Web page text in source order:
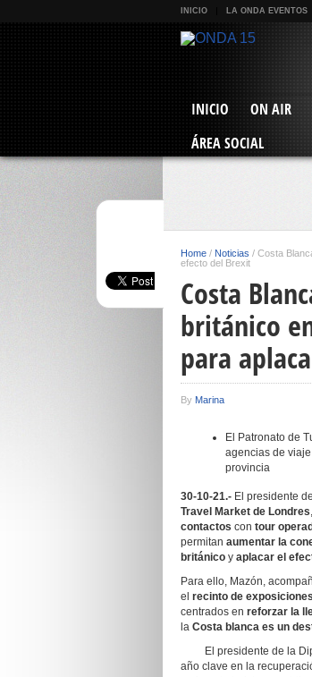
INICIO LA ONDA EVENTOS
INICIO ON AIR
ÁREA SOCIAL
Home / Noticias / Costa
efecto del Brexit
Costa
británico
para
By Marina
El Patronato de
agencias de
provincia
30-10-21.- El presidente
Travel Market de Londres
contactos con tour
permitan aumentar la
británico y aplacar el
Para ello, Mazón,
el recinto de
centrados en reforzar la
la Costa blanca es un
El presidente de la
año clave en la